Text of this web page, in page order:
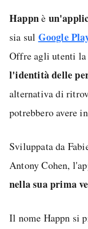
Happnè
sia sul Google
Offre agli utenti
l'identità delle
alternativa di
potrebbero avere
Sviluppata da
Antony Cohen,
nella sua prima
Il nome Happn si